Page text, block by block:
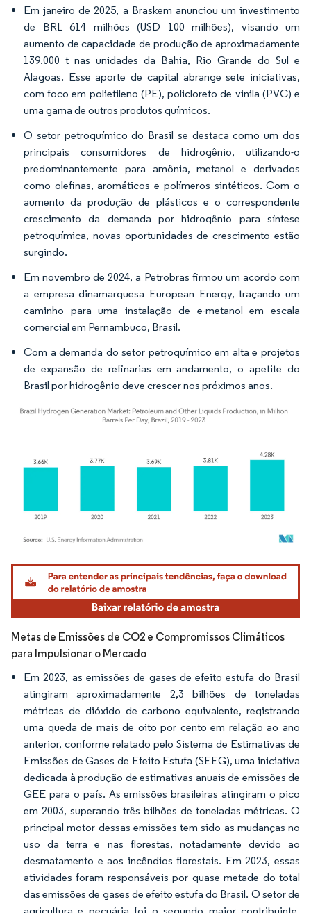
Em janeiro de 2025, a Braskem anunciou um investimento
de BRL 614 milhões (USD 100 milhões), visando um
aumento de capacidade de produção de aproximadamente
139.000 t nas unidades da Bahia, Rio Grande do Sul e
Alagoas. Esse aporte de capital abrange sete iniciativas,
com foco em polietileno (PE), policloreto de vinila (PVC) e
uma gama de outros produtos químicos.
O setor petroquímico do Brasil se destaca como um dos
principais consumidores de hidrogênio, utilizando-o
predominantemente para amônia, metanol e derivados
como olefinas, aromáticos e polímeros sintéticos. Com o
aumento da produção de plásticos e o correspondente
crescimento da demanda por hidrogênio para síntese
petroquímica, novas oportunidades de crescimento estão
surgindo.
Em novembro de 2024, a Petrobras firmou um acordo com
a empresa dinamarquesa European Energy, traçando um
caminho para uma instalação de e-metanol em escala
comercial em Pernambuco, Brasil.
Com a demanda do setor petroquímico em alta e projetos
de expansão de refinarias em andamento, o apetite do
Brasil por hidrogênio deve crescer nos próximos anos.
Imagem © Mordor Intelligence. O reuso requer atribuição conforme CC BY 4.0.
Metas de Emissões de CO2 e Compromissos Climáticos
para Impulsionar o Mercado
Em 2023, as emissões de gases de efeito estufa do Brasil
atingiram aproximadamente 2,3 bilhões de toneladas
métricas de dióxido de carbono equivalente, registrando
uma queda de mais de oito por cento em relação ao ano
anterior, conforme relatado pelo Sistema de Estimativas de
Emissões de Gases de Efeito Estufa (SEEG), uma iniciativa
dedicada à produção de estimativas anuais de emissões de
GEE para o país. As emissões brasileiras atingiram o pico
em 2003, superando três bilhões de toneladas métricas. O
principal motor dessas emissões tem sido as mudanças no
uso da terra e nas florestas, notadamente devido ao
desmatamento e aos incêndios florestais. Em 2023, essas
atividades foram responsáveis por quase metade do total
das emissões de gases de efeito estufa do Brasil. O setor de
agricultura e pecuária foi o segundo maior contribuinte,